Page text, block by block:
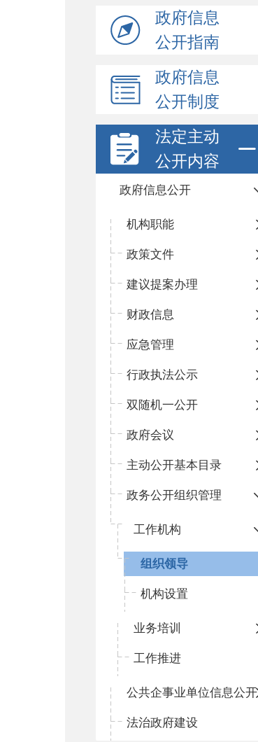
政府信息
公开指南
政府信息
公开制度
法定主动
公开内容
政府信息公开
机构职能
政策文件
建议提案办理
财政信息
应急管理
行政执法公示
双随机一公开
政府会议
主动公开基本目录
政务公开组织管理
工作机构
组织领导
机构设置
业务培训
工作推进
公共企事业单位信息公开
法治政府建设